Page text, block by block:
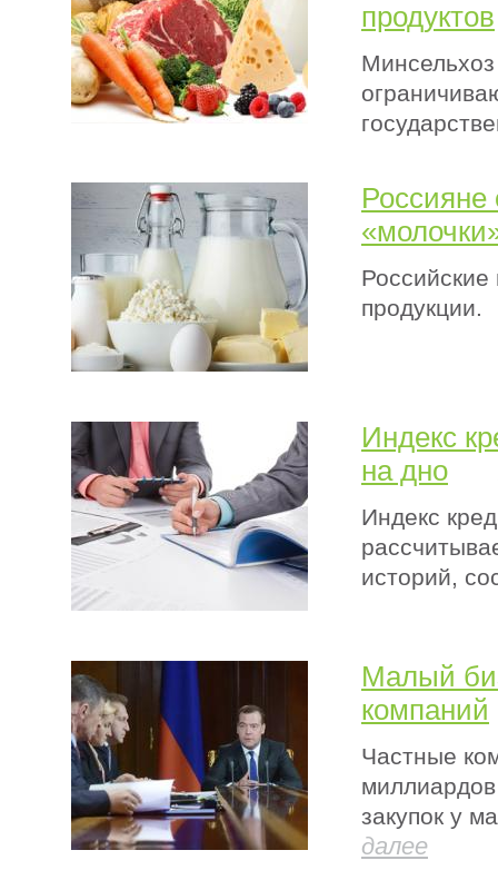
продуктов
Россияне
Российские
продукции.
Индекс
на дно
Индекс
историй,
Малый
компаний
Частные
закупок у
далее